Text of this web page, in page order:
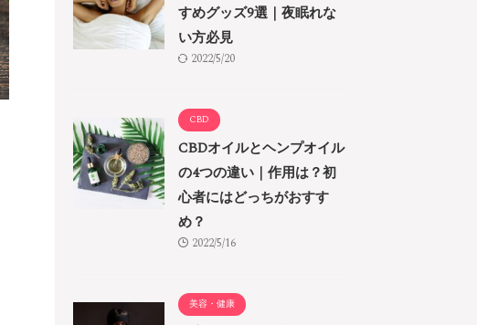
すめグッズ9選｜夜眠れな
い方必見
2022/5/20
CBD
CBDオイルとヘンプオイル
の4つの違い｜作用は？初
心者にはどっちがおすす
め？
2022/5/16
美容・健康